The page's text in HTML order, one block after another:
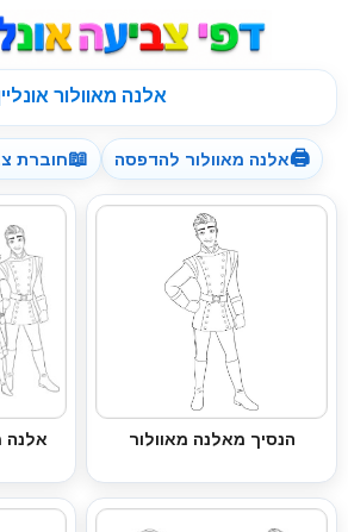
אלנה מאוולור
🖨אלנה מאוולור להדפסה 📖חוברת
הנסיך מאלנה מאוולור אלנה